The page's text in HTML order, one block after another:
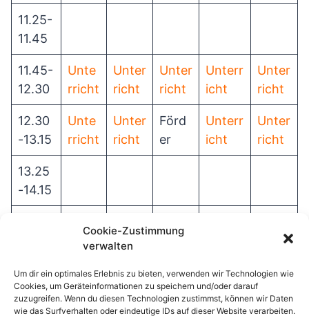
Cookie-Zustimmung
verwalten
Um dir ein optimales Erlebnis zu bieten, verwenden wir Technologien wie
Cookies, um Geräteinformationen zu speichern und/oder darauf
zuzugreifen. Wenn du diesen Technologien zustimmst, können wir Daten
wie das Surfverhalten oder eindeutige IDs auf dieser Website verarbeiten.
11.25-
11.45
11.45-
12.30
Unte
rricht
Unter
richt
Unter
richt
Unterr
icht
Unter
richt
12.30
-13.15
Unte
rricht
Unter
richt
Förd
er
Unterr
icht
Unter
richt
13.25
-14.15
AG AG AG
bis 16
Uhr
Betre
uung
Betre
uung
Betre
uung
Betreu
ung
Betre
uung